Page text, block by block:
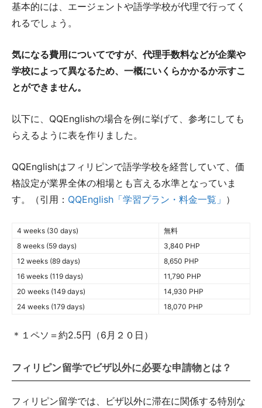
基本的には、エージェントや語学学校が代理で行ってく
れるでしょう。
気になる費用についてですが、代理手数料などが企業や
学校によって異なるため、一概にいくらかかるか示すこ
とができません。
以下に、QQEnglishの場合を例に挙げて、参考にしても
らえるように表を作りました。
QQEnglishはフィリピンで語学学校を経営していて、価
格設定が業界全体の相場とも言える水準となっていま
す。（引用： QQEnglish「学習プラン・料金一覧」 ）
4 weeks (30 days)
無料
8 weeks (59 days)
3,840 PHP
12 weeks (89 days)
8,650 PHP
16 weeks (119 days)
11,790 PHP
20 weeks (149 days)
14,930 PHP
24 weeks (179 days)
18,070 PHP
＊１ペソ＝約2.5円（6月２０日）
フィリピン留学でビザ以外に必要な申請物とは？
フィリピン留学では、ビザ以外に滞在に関係する特別な